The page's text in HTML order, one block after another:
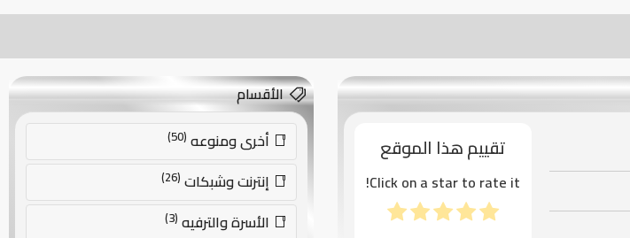
تقييم هذا الموقع
Click on a star to rate it!
الأقسام
أخرى ومنوعه (50)
إنترنت وشبكات (26)
الأسرة والترفيه (3)